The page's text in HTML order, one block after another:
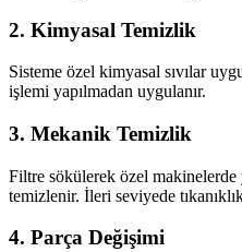
2. Kimyasal Temizlik
Sisteme özel kimyasal sıvılar
işlemi yapılmadan uygulanır.
3. Mekanik Temizlik
Filtre sökülerek özel makinelerde
temizlenir. İleri seviyede
4. Parça Değişimi